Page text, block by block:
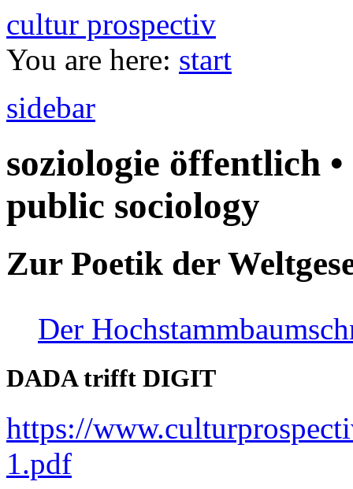
cultur prospectiv
You are here: start
sidebar
soziologie öffentlich
public sociology
Zur Poetik der
Der
DADA trifft DIGIT
https://
1.pdf